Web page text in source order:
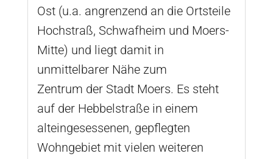
Ost (u.a. angrenzend an die Ortsteile
Hochstraß, Schwafheim und Moers-
Mitte) und liegt damit in
unmittelbarer Nähe zum
Zentrum der Stadt Moers. Es steht
auf der Hebbelstraße in einem
alteingesessenen, gepflegten
Wohngebiet mit vielen weiteren